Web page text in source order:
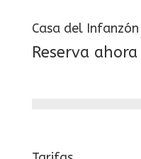
Casa del Infanzón
Reserva ahora